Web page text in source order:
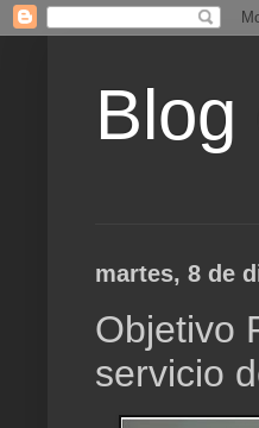
martes, 8 de
Objetivo
servicio